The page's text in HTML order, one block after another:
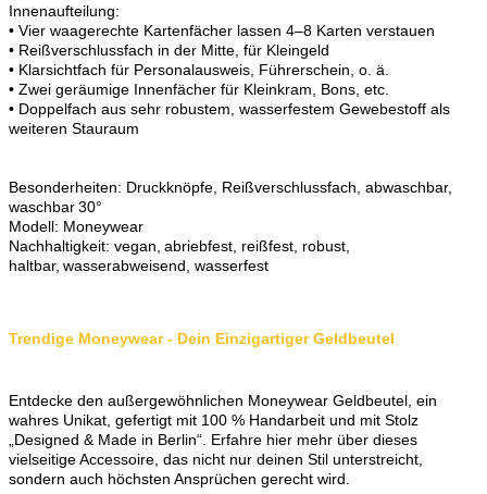
Innenaufteilung:
• Vier waagerechte Kartenfächer lassen 4–8 Karten verstauen
• Reißverschlussfach in der Mitte, für Kleingeld
• Klarsichtfach für Personalausweis, Führerschein, o. ä.
• Zwei geräumige Innenfächer für Kleinkram, Bons, etc.
• Doppelfach aus sehr robustem, wasserfestem Gewebestoff als
weiteren Stauraum
Besonderheiten: Druckknöpfe, Reißverschlussfach, abwaschbar,
waschbar 30°
Modell: Moneywear
Nachhaltigkeit: vegan, abriebfest, reißfest, robust,
haltbar, wasserabweisend, wasserfest
Trendige Moneywear - Dein Einzigartiger Geldbeutel
Entdecke den außergewöhnlichen Moneywear Geldbeutel, ein
wahres Unikat, gefertigt mit 100 % Handarbeit und mit Stolz
„Designed & Made in Berlin“. Erfahre hier mehr über dieses
vielseitige Accessoire, das nicht nur deinen Stil unterstreicht,
sondern auch höchsten Ansprüchen gerecht wird.